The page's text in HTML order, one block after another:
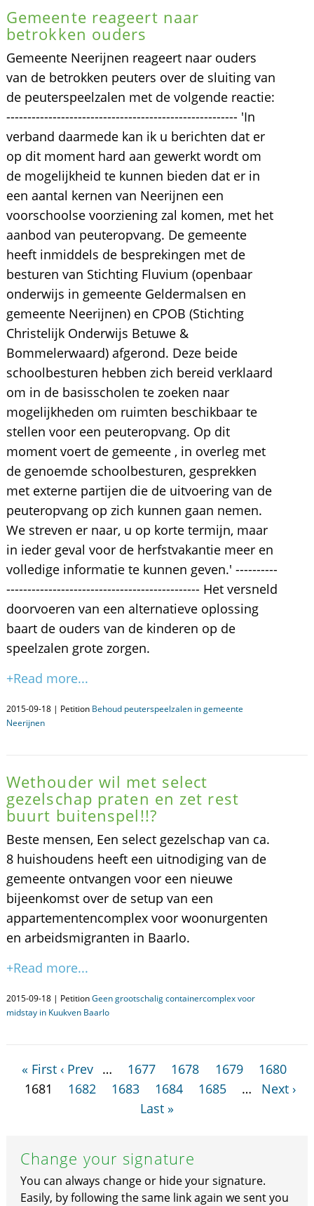
Gemeente reageert naar
betrokken ouders
Gemeente Neerijnen reageert naar ouders
van de betrokken peuters over de sluiting van
de peuterspeelzalen met de volgende reactie:
------------------------------------------------------- 'In
verband daarmede kan ik u berichten dat er
op dit moment hard aan gewerkt wordt om
de mogelijkheid te kunnen bieden dat er in
een aantal kernen van Neerijnen een
voorschoolse voorziening zal komen, met het
aanbod van peuteropvang. De gemeente
heeft inmiddels de besprekingen met de
besturen van Stichting Fluvium (openbaar
onderwijs in gemeente Geldermalsen en
gemeente Neerijnen) en CPOB (Stichting
Christelijk Onderwijs Betuwe &
Bommelerwaard) afgerond. Deze beide
schoolbesturen hebben zich bereid verklaard
om in de basisscholen te zoeken naar
mogelijkheden om ruimten beschikbaar te
stellen voor een peuteropvang. Op dit
moment voert de gemeente , in overleg met
de genoemde schoolbesturen, gesprekken
met externe partijen die de uitvoering van de
peuteropvang op zich kunnen gaan nemen.
We streven er naar, u op korte termijn, maar
in ieder geval voor de herfstvakantie meer en
volledige informatie te kunnen geven.' ----------
---------------------------------------------- Het versneld
doorvoeren van een alternatieve oplossing
baart de ouders van de kinderen op de
speelzalen grote zorgen.
+Read more...
2015-09-18 | Petition Behoud peuterspeelzalen in gemeente
Neerijnen
Wethouder wil met select
gezelschap praten en zet rest
buurt buitenspel!!?
Beste mensen, Een select gezelschap van ca.
8 huishoudens heeft een uitnodiging van de
gemeente ontvangen voor een nieuwe
bijeenkomst over de setup van een
appartementencomplex voor woonurgenten
en arbeidsmigranten in Baarlo.
+Read more...
2015-09-18 | PetitionGeen grootschalig containercomplex voor
midstay in Kuukven Baarlo
« First ‹ Prev … 1677 1678 1679
1680
1681
1682 1683 1684 1685 …
Next ›
Last »
Change your signature
You can always change or hide your signature.
Easily, by following the same link again we sent you